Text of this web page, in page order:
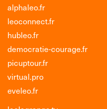
alphaleo.fr
leoconnect.fr
hubleo.fr
democratie-courage.fr
picuptour.fr
virtual.pro
eveleo.fr